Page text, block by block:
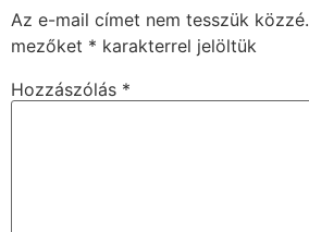
Az e-mail címet nem tesszük közzé.
mezőket * karakterrel jelöltük
Hozzászólás *